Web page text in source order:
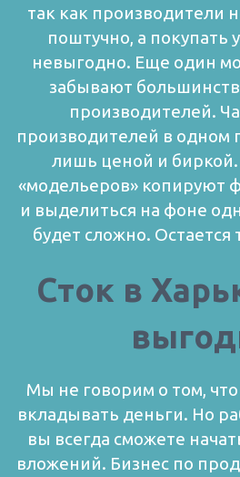
так как производители
поштучно, а покупать
невыгодно. Еще один
забывают
производителей.
производителей в одном
лишь ценой и
«модельеров» копируют
и выделиться на фоне
будет сложно. Остается
Сток в
Мы не говорим о том,
вкладывать деньги. Но
вы всегда сможете
вложений. Бизнес по